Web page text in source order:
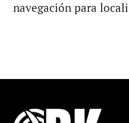
navegación para